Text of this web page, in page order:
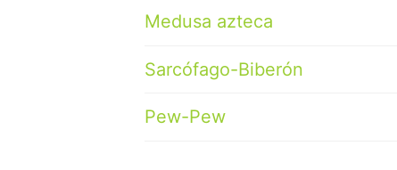
Medusa azteca
Sarcófago-Biberón
Pew-Pew